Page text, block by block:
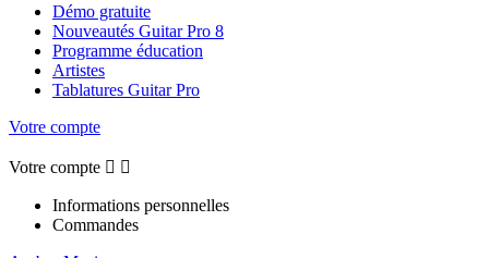
Démo gratuite
Nouveautés Guitar Pro 8
Programme éducation
Artistes
Tablatures Guitar Pro
Votre compte
Votre compte  
Informations personnelles
Commandes